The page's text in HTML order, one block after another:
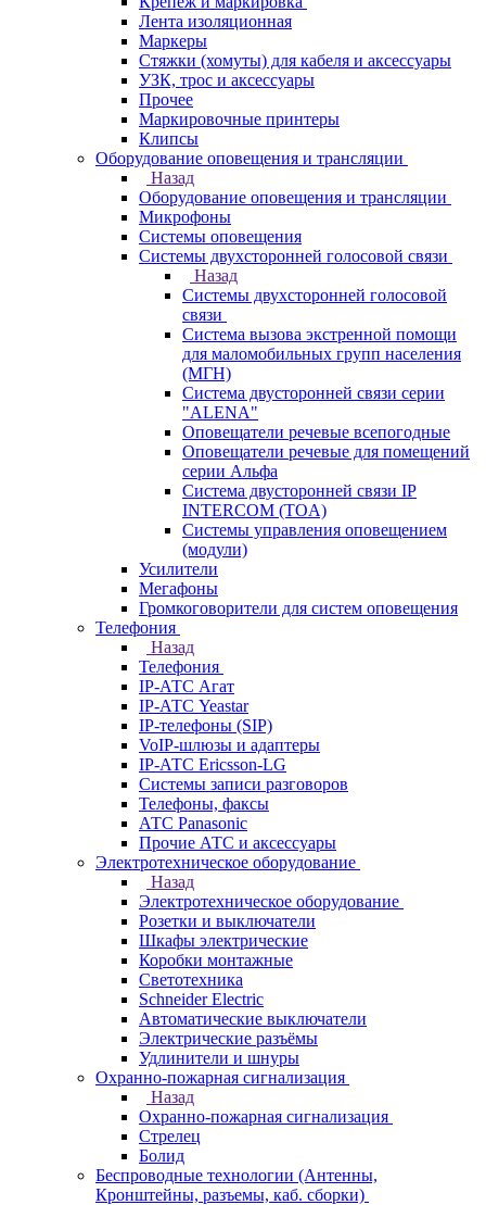
Лента изоляционная
Маркеры
Стяжки (хомуты) для кабеля и аксессуары
УЗК, трос и аксессуары
Прочее
Маркировочные принтеры
Клипсы
Оборудование оповещения и трансляции
Назад
Оборудование оповещения и трансляции
Микрофоны
Системы оповещения
Системы двухсторонней голосовой связи
Назад
Системы двухсторонней голосовой
связи
Система вызова экстренной помощи
для маломобильных групп населения
(МГН)
Система двусторонней связи серии
"ALENA"
Оповещатели речевые всепогодные
Оповещатели речевые для помещений
серии Альфа
Система двусторонней связи IP
INTERCOM (TOA)
Системы управления оповещением
(модули)
Усилители
Мегафоны
Громкоговорители для систем оповещения
Телефония
Назад
Телефония
IP-АТС Агат
IP-АТС Yeastar
IP-телефоны (SIP)
VoIP-шлюзы и адаптеры
IP-АТС Ericsson-LG
Системы записи разговоров
Телефоны, факсы
АТС Panasonic
Прочие АТС и аксессуары
Электротехническое оборудование
Назад
Электротехническое оборудование
Розетки и выключатели
Шкафы электрические
Коробки монтажные
Светотехника
Schneider Electric
Автоматические выключатели
Электрические разъёмы
Удлинители и шнуры
Охранно-пожарная сигнализация
Назад
Охранно-пожарная сигнализация
Стрелец
Болид
Беспроводные технологии (Антенны,
Кронштейны, разъемы, каб. сборки)